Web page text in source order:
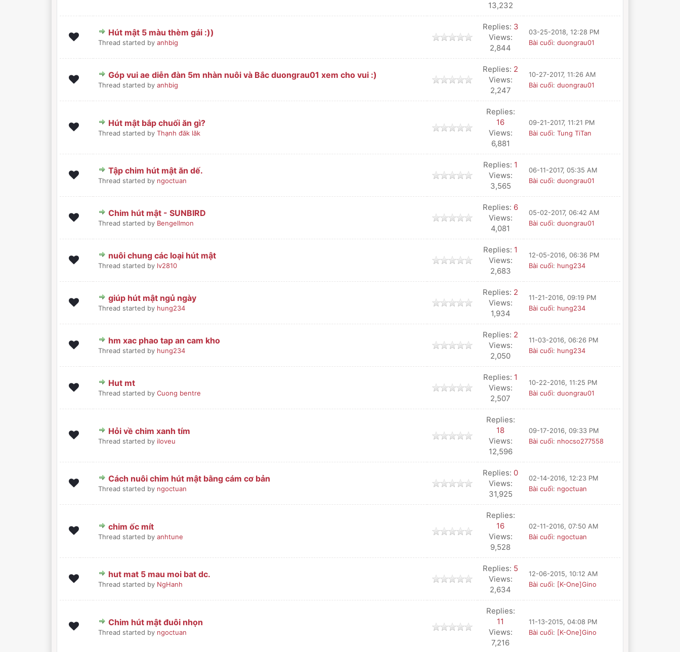
13,232
Hút mật 5 màu thèm gái :))
Thread started by anhbig
0 Bình chọn - 0 trong 5 sao
12 345
Replies: 3
Views:
2,844
03-25-2018, 12:28 PM
Bài cuối: duongrau01
Góp vui ae diễn đàn 5m nhàn nuôi và Bắc duongrau01 xem cho vui :)
Thread started by anhbig
0 Bình chọn - 0 trong 5 sao
12345
Replies: 2
Views:
2,247
10-27-2017, 11:26 AM
Bài cuối: duongrau01
Hút mật bắp chuối ăn gì?
Thread started by Thạnh đăk lăk
0 Bình chọn - 0 trong 5 sao
123 45
Replies:
16
Views:
6,881
09-21-2017, 11:21 PM
Bài cuối: Tung TiTan
Tập chim hút mật ăn dế.
Thread started by ngoctuan
0 Bình chọn - 0 trong 5 sao
12 345
Replies: 1
Views:
3,565
06-11-2017, 05:35 AM
Bài cuối: duongrau01
Chim hút mật - SUNBIRD
Thread started by Bengellmon
0 Bình chọn - 0 trong 5 sao
12345
Replies: 6
Views:
4,081
05-02-2017, 06:42 AM
Bài cuối: duongrau01
nuôi chung các loại hút mật
Thread started by lv2810
0 Bình chọn - 0 trong 5 sao
1 2345
Replies: 1
Views:
2,683
12-05-2016, 06:36 PM
Bài cuối: hung234
giúp hút mật ngủ ngày
Thread started by hung234
0 Bình chọn - 0 trong 5 sao
1234
Replies: 2
Views:
1,934
11-21-2016, 09:19 PM
Bài cuối: hung234
hm xac phao tap an cam kho
Thread started by hung234
0 Bình chọn - 0 trong 5 sao
1 2345
Replies: 2
Views:
2,050
11-03-2016, 06:26 PM
Bài cuối: hung234
Hut mt
Thread started by Cuong bentre
0 Bình chọn - 0 trong 5 sao
Replies: 1
Views:
2,507
10-22-2016, 11:25 PM
Bài cuối: duongrau01
Hỏi về chim xanh tím
Thread started by iloveu
0 Bình chọn - 0 trong 5 sao
123
Replies:
18
Views:
12,596
09-17-2016, 09:33 PM
Bài cuối: nhocso277558
Cách nuôi chim hút mật bằng cám cơ bản
Thread started by ngoctuan
0 Bình chọn - 0 trong 5 sao
1 2345
Replies: 0
Views:
31,925
02-14-2016, 12:23 PM
Bài cuối: ngoctuan
chim ốc mít
Thread started by anhtune
0 Bình chọn - 0 trong 5 sao
Replies:
16
Views:
9,528
02-11-2016, 07:50 AM
Bài cuối: ngoctuan
hut mat 5 mau moi bat dc.
Thread started by NgHanh
0 Bình chọn - 0 trong 5 sao
1234 5
Replies: 5
Views:
2,634
12-06-2015, 10:12 AM
Bài cuối: [K-One]Gino
Chim hút mật đuôi nhọn
Thread started by ngoctuan
0 Bình chọn - 0 trong 5 sao
12345
Replies:
11
Views:
7,216
11-13-2015, 04:08 PM
Bài cuối: [K-One]Gino